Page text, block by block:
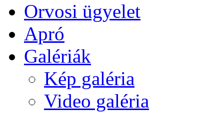
Orvosi ügyelet
Apró
Galériák
Kép galéria
Video galéria